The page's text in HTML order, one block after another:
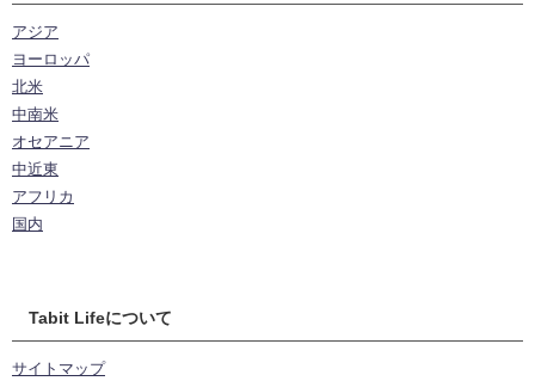
アジア
ヨーロッパ
北米
中南米
オセアニア
中近東
アフリカ
国内
Tabit Lifeについて
サイトマップ